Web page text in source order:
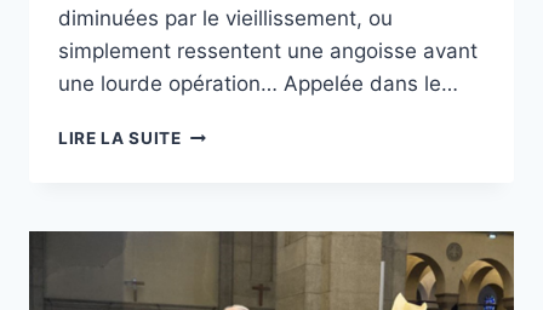
diminuées par le vieillissement, ou
simplement ressentent une angoisse avant
une lourde opération… Appelée dans le…
LIRE LA SUITEQUAND
ENGENDRE